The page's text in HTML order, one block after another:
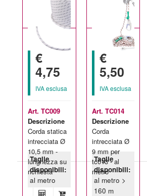
€
4,75
IVA esclusa
Art. TC009
Descrizione
Corda statica
intrecciata Ø
10,5 mm -
lunghezza su
richiesta
Taglie
disponibili:
al metro
€
5,50
IVA esclusa
Art. TC014
Descrizione
Corda
intrecciata Ø
9 mm per
tc013 - al
metro
Taglie
disponibili:
al metro >
160 m